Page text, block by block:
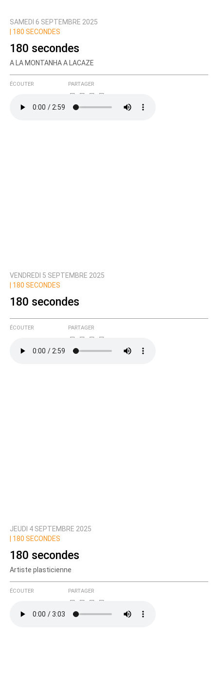
Prévenez-moi de tous les nouveaux commentaires
SAMEDI 6 SEPTEMBRE 2025
180 SECONDES
180 secondes
A LA MONTANHA A LACAZE
ÉCOUTER PARTAGER
VENDREDI 5 SEPTEMBRE 2025
180 SECONDES
180 secondes
ÉCOUTER PARTAGER
JEUDI 4 SEPTEMBRE 2025
180 SECONDES
180 secondes
Artiste plasticienne
ÉCOUTER PARTAGER